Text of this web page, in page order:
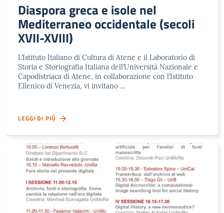
Diaspora greca e isole nel
Mediterraneo occidentale (secoli
XVII-XVIII)
L’Istituto Italiano di Cultura di Atene e il Laboratorio di
Storia e Storiografia Italiana dell’Università Nazionale e
Capodistriaca di Atene, in collaborazione con l’Istituto
Ellenico di Venezia, vi invitano …
LEGGI DI PIÙ